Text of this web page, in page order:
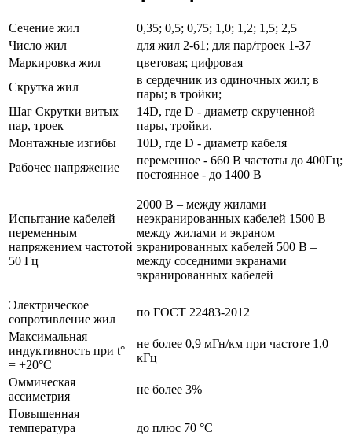
Сечение жил
0,35; 0,5; 0,75; 1,0; 1,2; 1,5; 2,5
Число жил
для жил 2-61; для пар/троек 1-37
Маркировка жил
цветовая; цифровая
Скрутка жил
в сердечник из одиночных жил; в
пары; в тройки;
Шаг Скрутки витых
пар, троек
14D, где D - диаметр скрученной
пары, тройки.
Монтажные изгибы
10D, где D - диаметр кабеля
Рабочее напряжение
переменное - 660 В частоты до 400Гц;
постоянное - до 1400 В
Испытание кабелей
переменным
напряжением частотой
50 Гц
2000 В – между жилами
неэкранированных кабелей 1500 В –
между жилами и экраном
экранированных кабелей 500 В –
между соседними экранами
экранированных кабелей
Электрическое
сопротивление жил
по ГОСТ 22483-2012
Максимальная
индуктивность при t°
= +20°C
не более 0,9 мГн/км при частоте 1,0
кГц
Оммическая
ассиметрия
не более 3%
Повышенная
температура
до плюс 70 °С